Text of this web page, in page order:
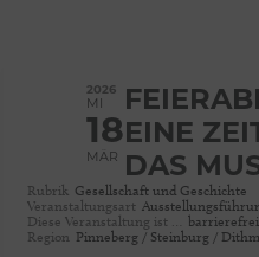
2026
MI
18
MÄR
EINE
DAS
Rubrik Gesellschaft und Geschichte
Veranstaltungsart
Diese Veranstaltung ist …
Region Pinneberg / Steinburg /